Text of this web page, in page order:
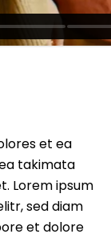
et ea
takimata
Lorem ipsum
sed diam
et dolore